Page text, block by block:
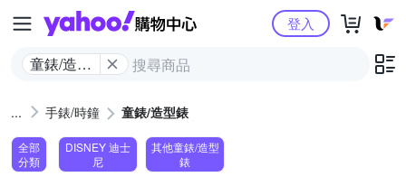
Yahoo購物中心
童錶/造型
登入
手錶/時鐘 童錶/造型錶
全部
分類
DISNEY 迪士
尼
其他童錶/造型
錶